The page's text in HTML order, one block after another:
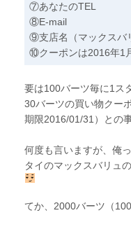
⑦あなたのTEL
⑧E-mail
⑨支店名（マックスバ
⑩クーポンは2016年1
要は100バーツ毎に1ス
30バーツの買い物クー
期限2016/01/31）との事
何度も言いますが、俺っ
タイのマックスバリュ
てか、2000バーツ（